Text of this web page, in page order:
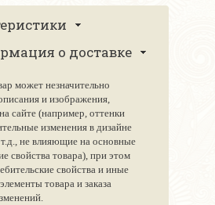
о доставке
может незначительно
и изображения,
сайте (например, оттенки
изменения в дизайне
т.д., не влияющие на основные
свойства товара), при этом
свойства и иные
товара и заказа